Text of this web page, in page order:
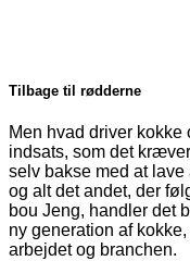
Tilbage til rødderne
Men hvad driver
indsats, som det
selv bakse med at lave
og alt det andet, der
bou Jeng, handler det
ny generation af
arbejdet og branchen.